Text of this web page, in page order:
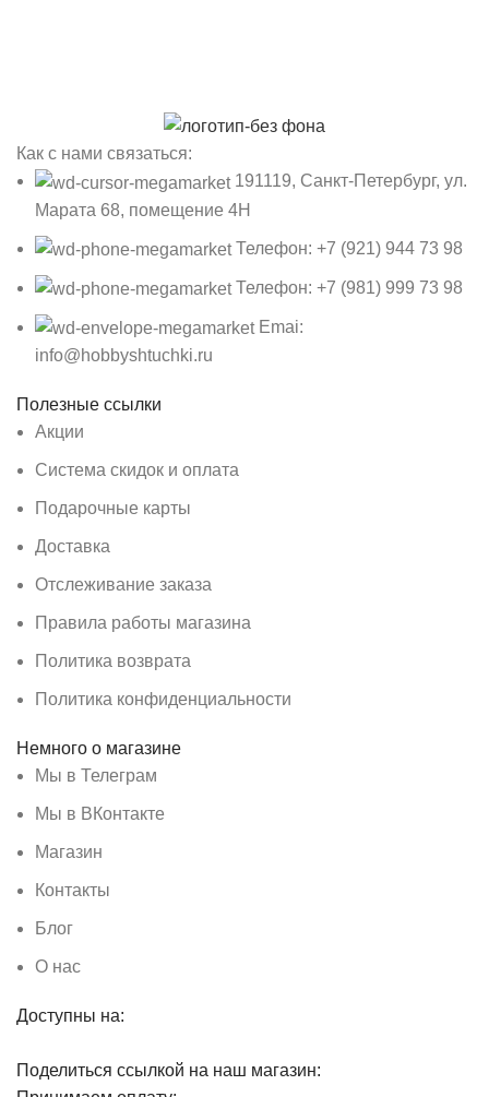
Как с нами связаться:
191119, Санкт-Петербург, ул.
Марата 68, помещение 4Н
Телефон: +7 (921) 944 73 98
Телефон: +7 (981) 999 73 98
Emai:
info@hobbyshtuchki.ru
Полезные ссылки
Акции
Система скидок и оплата
Подарочные карты
Доставка
Отслеживание заказа
Правила работы магазина
Политика возврата
Политика конфиденциальности
Немного о магазине
Мы в Телеграм
Мы в ВКонтакте
Магазин
Контакты
Блог
О нас
Доступны на:
Поделиться ссылкой на наш магазин: